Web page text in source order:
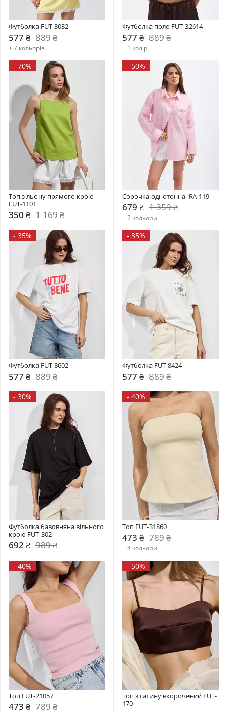
Футболка FUT-3032
577 ₴ 889 ₴
+ 7 кольорів
Футболка поло FUT-32614
577 ₴ 889 ₴
+ 1 колір
- 70%
Топ з льону прямого крою
FUT-1101
350 ₴ 1 169 ₴
- 50%
Сорочка однотонна  RA-119
679 ₴ 1 359 ₴
+ 2 кольори
- 35%
Футболка FUT-8602
577 ₴ 889 ₴
- 35%
Футболка FUT-8424
577 ₴ 889 ₴
- 30%
Футболка бавовняна вільного
крою FUT-302
692 ₴ 989 ₴
- 40%
Топ FUT-31860
473 ₴ 789 ₴
+ 4 кольори
- 40%
Топ FUT-21057
473 ₴ 789 ₴
- 50%
Топ з сатину вкорочений FUT-
170